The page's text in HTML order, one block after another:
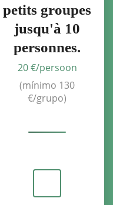
petits groupes
jusqu'à 10
personnes.
20 €/persoon
(mínimo 130
€/grupo)